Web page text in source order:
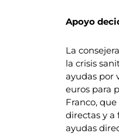
Apoyo
La
la crisis
ayudas por
euros para
Franco,
directas y a
ayudas